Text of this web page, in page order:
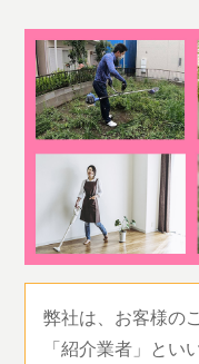
弊社は、お客様の
「紹介業者」と